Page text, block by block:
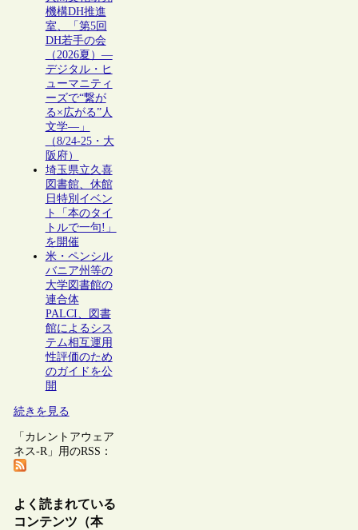
機構DH推進
室、「第5回
DH若手の会
（2026夏）―
デジタル・ヒ
ューマニティ
ーズで“繋が
る×広がる”人
文学―」
（8/24-25・大
阪府）
埼玉県立久喜
図書館、休館
日特別イベン
ト「本のタイ
トルで一句!」
を開催
米・ペンシル
バニア州等の
大学図書館の
連合体
PALCI、図書
館によるシス
テム相互運用
性評価のため
のガイドを公
開
続きを見る
「カレントアウェア
ネス-R」用のRSS：
よく読まれている
コンテンツ（本